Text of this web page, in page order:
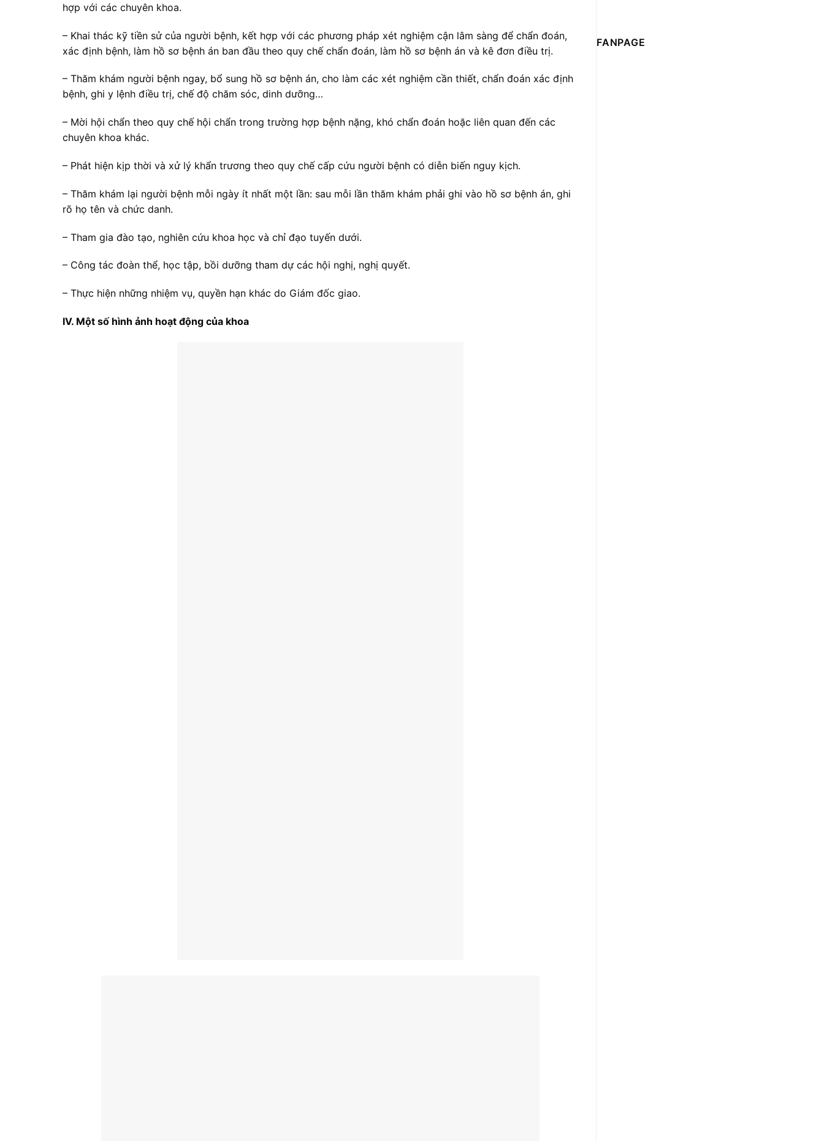
hợp với các chuyên khoa.
– Khai thác kỹ tiền sử của người bệnh, kết hợp với các phương pháp xét nghiệm cận lâm sàng để chẩn đoán,
xác định bệnh, làm hồ sơ bệnh án ban đầu theo quy chế chẩn đoán, làm hồ sơ bệnh án và kê đơn điều trị.
– Thăm khám người bệnh ngay, bổ sung hồ sơ bệnh án, cho làm các xét nghiệm cần thiết, chẩn đoán xác định
bệnh, ghi y lệnh điều trị, chế độ chăm sóc, dinh dưỡng…
– Mời hội chẩn theo quy chế hội chẩn trong trường hợp bệnh nặng, khó chẩn đoán hoặc liên quan đến các
chuyên khoa khác.
– Phát hiện kịp thời và xử lý khẩn trương theo quy chế cấp cứu người bệnh có diễn biến nguy kịch.
– Thăm khám lại người bệnh mỗi ngày ít nhất một lần: sau mỗi lần thăm khám phải ghi vào hồ sơ bệnh án, ghi
rõ họ tên và chức danh.
– Tham gia đào tạo, nghiên cứu khoa học và chỉ đạo tuyến dưới.
– Công tác đoàn thể, học tập, bồi dưỡng tham dự các hội nghị, nghị quyết.
– Thực hiện những nhiệm vụ, quyền hạn khác do Giám đốc giao.
IV. Một số hình ảnh hoạt động của khoa
FANPAGE